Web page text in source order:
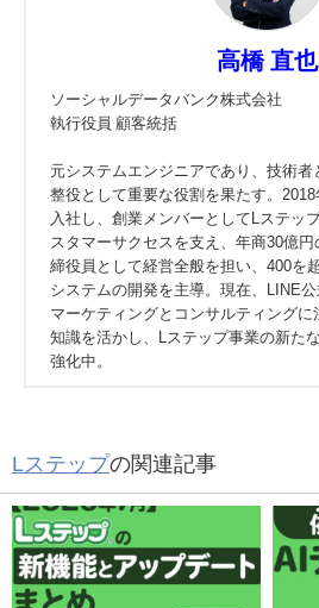
高橋 直也
ソーシャルデータバンク株式会社
執行役員 顧客統括
元システムエンジニアであり、技術者
整役として重要な役割を果たす。
入社し、創業メンバーとしてLステッ
スタマーサクセスを支え、年商30億
締役員として経営全般を担い、400を
システムの開発を主導。現在、LINE
マーケティングとコンサルティングに
知識を活かし、Lステップ事業の新た
強化中。
Lステップの関連記事